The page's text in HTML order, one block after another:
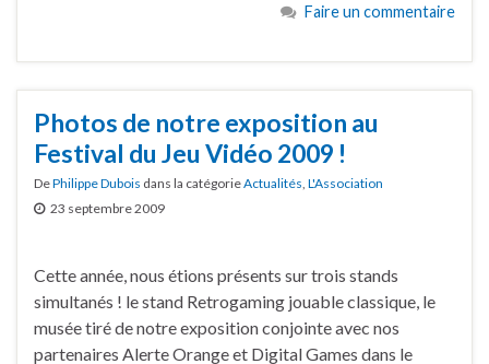
Faire un commentaire
Photos de notre exposition au
Festival du Jeu Vidéo 2009 !
DePhilippe Dubois dans la catégorieActualités L'Association
23 septembre 2009
Cette année, nous étions présents sur trois stands
simultanés ! le stand Retrogaming jouable classique, le
musée tiré de notre exposition conjointe avec nos
partenaires Alerte Orange et Digital Games dans le